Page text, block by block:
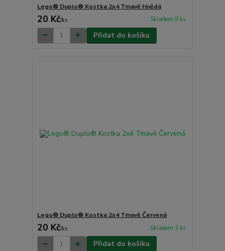
Lego® Duplo® Kostka 2x4 Tmavě Hnědá
20 Kč/ks Skladem 8 ks
Přidat do košíku
Lego® Duplo® Kostka 2x4 Tmavě Červená
20 Kč/ks Skladem 3 ks
Přidat do košíku